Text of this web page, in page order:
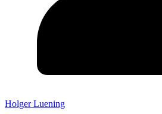
Holger Luening